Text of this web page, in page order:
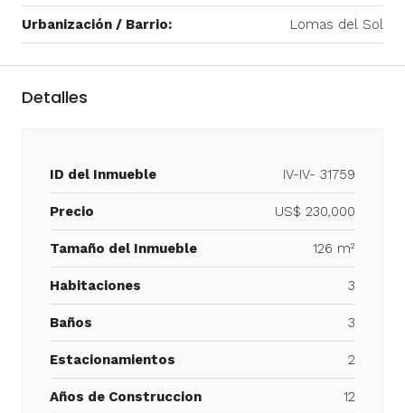
Urbanización / Barrio: Lomas del Sol
Detalles
ID del Inmueble IV-IV- 31759
Precio US$ 230,000
Tamaño del Inmueble 126 m²
Habitaciones 3
Baños 3
Estacionamientos 2
Años de Construccion 12